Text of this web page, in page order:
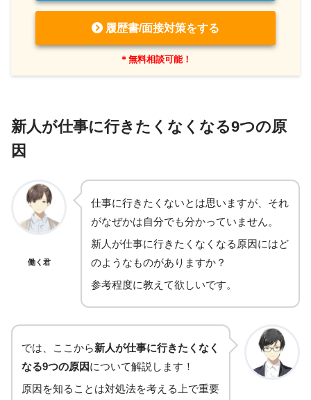
履歴書/面接対策をする
＊無料相談可能！
新人が仕事に行きたくなくなる9つの原
因
働く君
仕事に行きたくないとは思いますが、それ
がなぜかは自分でも分かっていません。
新人が仕事に行きたくなくなる原因にはど
のようなものがありますか？
参考程度に教えて欲しいです。
では、ここから新人が仕事に行きたくなく
なる9つの原因について解説します！
原因を知ることは対処法を考える上で重要